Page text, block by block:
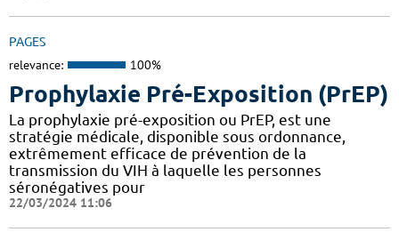
PAGES
relevance: 100%
Prophylaxie Pré-Exposition (PrEP)
La prophylaxie pré-exposition ou PrEP, est une
stratégie médicale, disponible sous ordonnance,
extrêmement efficace de prévention de la
transmission du VIH à laquelle les personnes
séronégatives pour
22/03/2024 11:06